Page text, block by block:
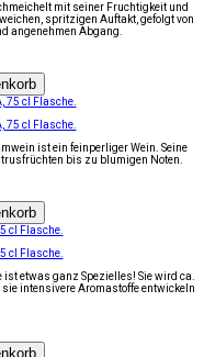
mit seiner Fruchtigkeit und
spritzigen Auftakt, gefolgt von
angenehmen Abgang.
75 cl Flasche.
75 cl Flasche.
ist ein feinperliger Wein. Seine
bis zu blumigen Noten.
cl Flasche.
cl Flasche.
etwas ganz Spezielles! Sie wird ca.
intensivere Aromastoffe entwickeln